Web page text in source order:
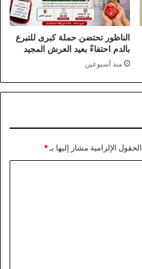
الناظور تحتضن حملة كبرى للتبرع
بالدم احتفاءً بعيد العرش المجيد
منذ أسبوعين
الحقول الإلزامية مشار إليها بـ*